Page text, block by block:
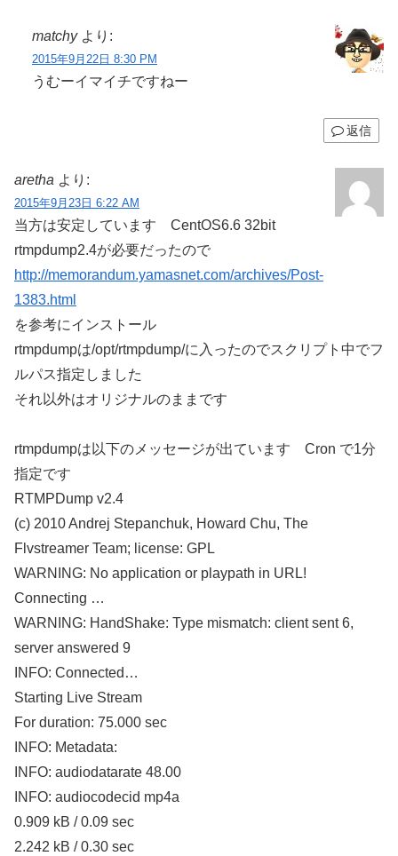
matchy より:
2015年9月22日 8:30 PM
うむーイマイチですねー
返信
aretha より:
2015年9月23日 6:22 AM
当方は安定しています CentOS6.6 32bit
rtmpdump2.4が必要だったので
http://memorandum.yamasnet.com/archives/Post-
1383.html
を参考にインストール
rtmpdumpは/opt/rtmpdump/に入ったのでスクリプト中でフ
ルパス指定しました
それ以外はオリジナルのままです
rtmpdumpは以下のメッセージが出ています Cron で1分
指定です
RTMPDump v2.4
(c) 2010 Andrej Stepanchuk, Howard Chu, The
Flvstreamer Team; license: GPL
WARNING: No application or playpath in URL!
Connecting …
WARNING: HandShake: Type mismatch: client sent 6,
server answered 9
INFO: Connected…
Starting Live Stream
For duration: 75.000 sec
INFO: Metadata:
INFO: audiodatarate 48.00
INFO: audiocodecid mp4a
0.909 kB / 0.09 sec
2.242 kB / 0.30 sec